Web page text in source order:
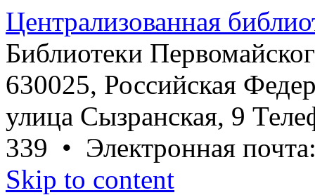
Централизованная
Библиотеки
630025, Российская
улица Сызранская, 9
339 • Электронная
Skip to content